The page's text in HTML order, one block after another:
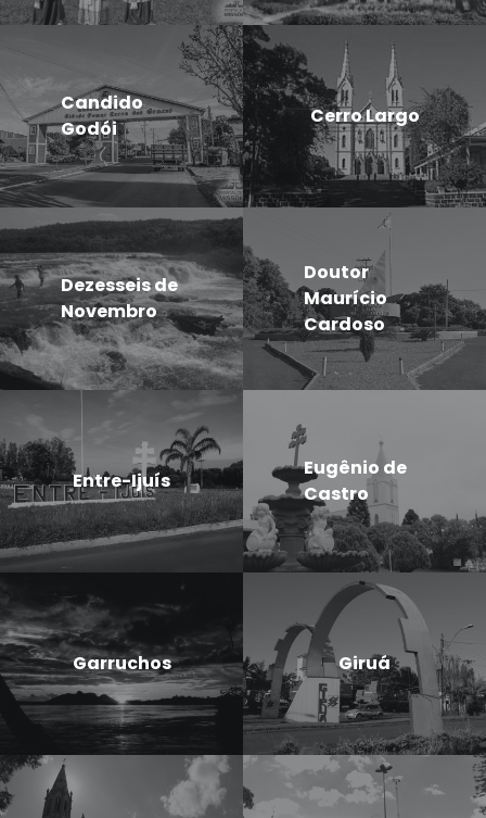
Candido
Godói
Cerro Largo
Dezesseis de
Novembro
Doutor
Maurício
Cardoso
Entre-Ijuís
Eugênio de
Castro
Garruchos Giruá